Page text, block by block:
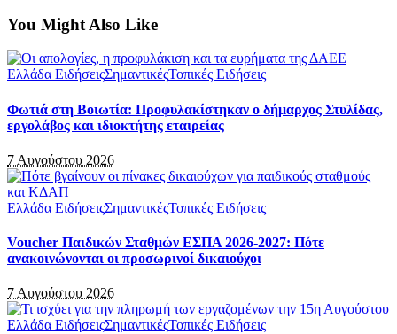
You Might Also Like
Ελλάδα ΕιδήσειςΣημαντικέςΤοπικές Ειδήσεις
Φωτιά στη Βοιωτία: Προφυλακίστηκαν ο δήμαρχος Στυλίδας,
εργολάβος και ιδιοκτήτης εταιρείας
7 Αυγούστου 2026
Ελλάδα ΕιδήσειςΣημαντικέςΤοπικές Ειδήσεις
Voucher Παιδικών Σταθμών ΕΣΠΑ 2026-2027: Πότε
ανακοινώνονται οι προσωρινοί δικαιούχοι
7 Αυγούστου 2026
Ελλάδα ΕιδήσειςΣημαντικέςΤοπικές Ειδήσεις